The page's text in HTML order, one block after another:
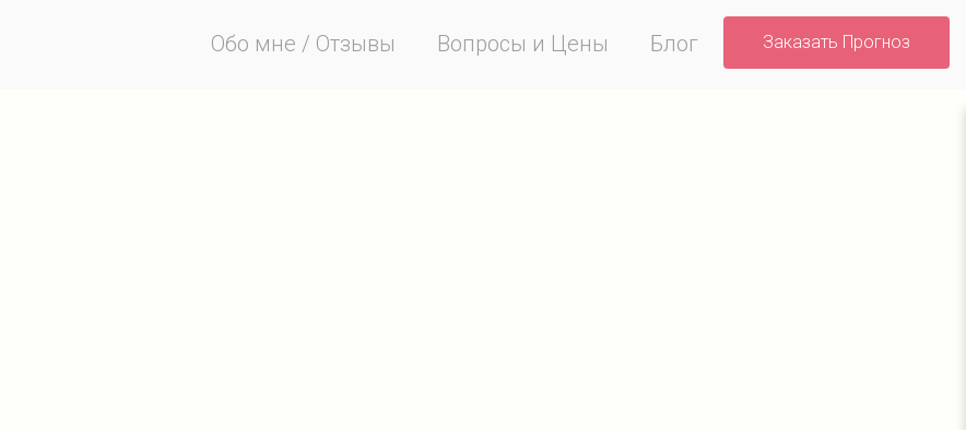
Обо мне / Отзывы Вопросы и Цены Блог Заказать Прогноз